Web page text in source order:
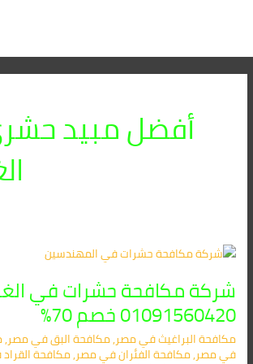
أفضل مبيد
شركة مكافحة حشرات في
01091560420 خصم 70%
مكافحة البراغيث​ في مصر,مكافحة البق​ في مصر,
في مصر,مكافحة الفئران​ في مصر,مكافحة
شركة
حشرات
في
الغردقه
01091560420
خصم